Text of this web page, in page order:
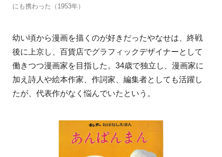
にも携わった（1953年）
幼い頃から漫画を描くのが好きだったやなせは、終戦
後に上京し、百貨店でグラフィックデザイナーとして
働きつつ漫画家を目指した。34歳で独立し、漫画家に
加え詩人や絵本作家、作詞家、編集者としても活躍し
たが、代表作がなく悩んでいたという。